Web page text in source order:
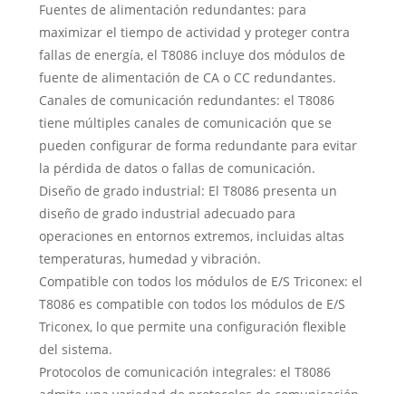
Fuentes de alimentación redundantes: para
maximizar el tiempo de actividad y proteger contra
fallas de energía, el T8086 incluye dos módulos de
fuente de alimentación de CA o CC redundantes.
Canales de comunicación redundantes: el T8086
tiene múltiples canales de comunicación que se
pueden configurar de forma redundante para evitar
la pérdida de datos o fallas de comunicación.
Diseño de grado industrial: El T8086 presenta un
diseño de grado industrial adecuado para
operaciones en entornos extremos, incluidas altas
temperaturas, humedad y vibración.
Compatible con todos los módulos de E/S Triconex: el
T8086 es compatible con todos los módulos de E/S
Triconex, lo que permite una configuración flexible
del sistema.
Protocolos de comunicación integrales: el T8086